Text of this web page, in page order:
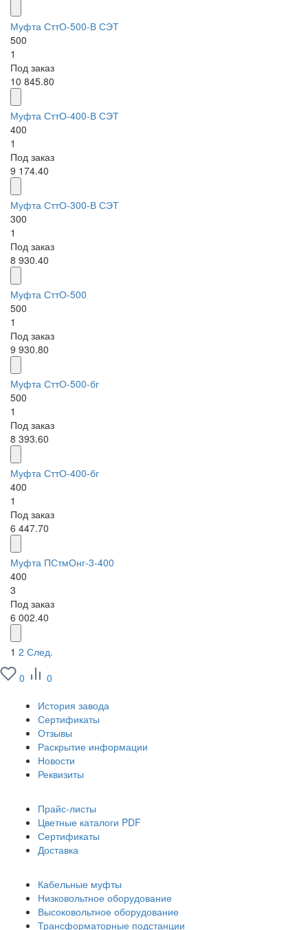
Муфта СттО-500-В СЭТ
500
1
Под заказ
10 845.80
Муфта СттО-400-В СЭТ
400
1
Под заказ
9 174.40
Муфта СттО-300-В СЭТ
300
1
Под заказ
8 930.40
Муфта СттО-500
500
1
Под заказ
9 930.80
Муфта СттО-500-бг
500
1
Под заказ
8 393.60
Муфта СттО-400-бг
400
1
Под заказ
6 447.70
Муфта ПСтмОнг-3-400
400
3
Под заказ
6 002.40
1 2 След.
0
0
История завода
Сертификаты
Отзывы
Раскрытие информации
Новости
Реквизиты
Прайс-листы
Цветные каталоги PDF
Сертификаты
Доставка
Кабельные муфты
Низковольтное оборудование
Высоковольтное оборудование
Трансформаторные подстанции